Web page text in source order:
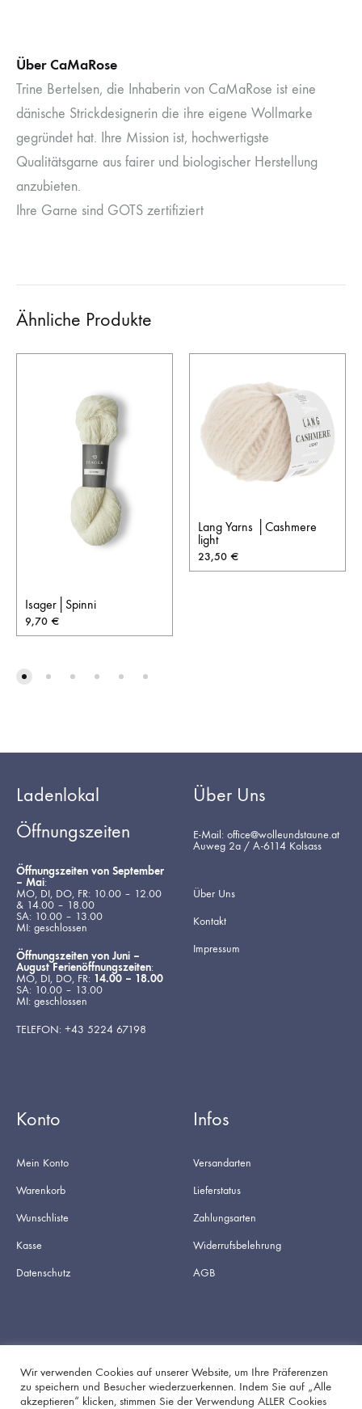
Über CaMaRose
Trine Bertelsen, die Inhaberin von CaMaRose ist eine
dänische Strickdesignerin die ihre eigene Wollmarke
gegründet hat. Ihre Mission ist, hochwertigste
Qualitätsgarne aus fairer und biologischer Herstellung
anzubieten.
Ihre Garne sind GOTS zertifiziert
Ähnliche Produkte
Isager│Spinni
9,70 €
Lang Yarns │Cashmere
light
23,50 €
Ladenlokal
Öffnungszeiten
Öffnungszeiten von September
– Mai:
MO, DI, DO, FR: 10.00 – 12.00
& 14.00 – 18.00
SA: 10.00 – 13.00
MI: geschlossen
Öffnungszeiten von Juni –
August Ferienöffnungszeiten:
MO, DI, DO, FR: 14.00 – 18.00
SA: 10.00 – 13.00
MI: geschlossen
TELEFON: +43 5224 67198
Über Uns
E-Mail: office@wolleundstaune.at
Auweg 2a / A-6114 Kolsass
Über Uns
Kontakt
Impressum
Konto
Mein Konto
Warenkorb
Wunschliste
Kasse
Datenschutz
Infos
Versandarten
Lieferstatus
Zahlungsarten
Widerrufsbelehrung
AGB
FacebookInstagram
Wir verwenden Cookies auf unserer Website, um Ihre Präferenzen
zu speichern und Besucher wiederzuerkennen. Indem Sie auf „Alle
akzeptieren“ klicken, stimmen Sie der Verwendung ALLER Cookies